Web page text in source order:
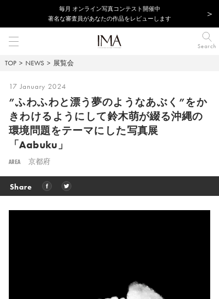
毎⽉ オンライン写真コンテスト開催中
著名な審査員があなたの作品をレビューします
Search
TOP NEWS 展覧会
17 January 2024
”ふわふわと漂う夢のようなあぶく”をか
きわけるようにして鈴木萌が綴る沖縄の
環境問題をテーマにした写真展
「Aabuku」
AREA 京都府
Share